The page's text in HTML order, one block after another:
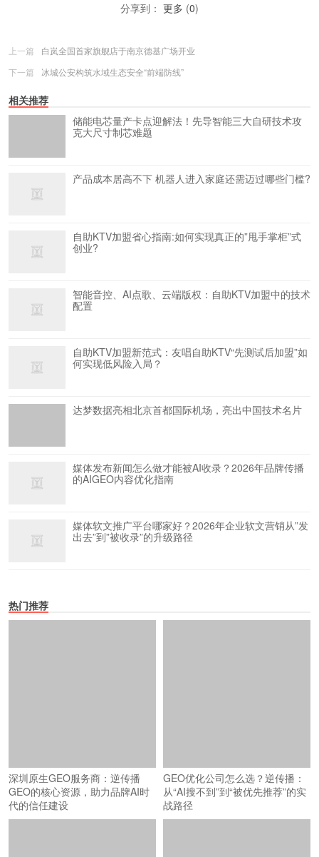
分享到： 更多 (0)
上一篇
白岚全国首家旗舰店于南京德基广场开业
下一篇
冰城公安构筑水域生态安全“前端防线”
相关推荐
储能电芯量产卡点迎解法！先导智能三大自研技术攻
克大尺寸制芯难题
产品成本居高不下 机器人进入家庭还需迈过哪些门槛?
自助KTV加盟省心指南:如何实现真正的”甩手掌柜”式
创业?
智能音控、AI点歌、云端版权：自助KTV加盟中的技术
配置
自助KTV加盟新范式：友唱自助KTV“先测试后加盟”如
何实现低风险入局？
达梦数据亮相北京首都国际机场，亮出中国技术名片
媒体发布新闻怎么做才能被AI收录？2026年品牌传播
的AIGEO内容优化指南
媒体软文推广平台哪家好？2026年企业软文营销从”发
出去”到”被收录”的升级路径
热门推荐
深圳原生GEO服务商：逆传播
GEO的核心资源，助力品牌AI时
代的信任建设
GEO优化公司怎么选？逆传播：
从“AI搜不到”到“被优先推荐”的实
战路径